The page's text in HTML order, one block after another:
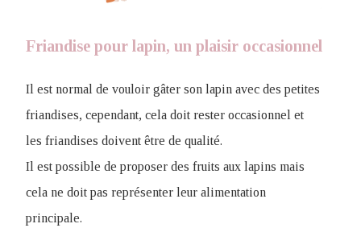
Friandise pour lapin, un plaisir occasionnel
Il est normal de vouloir gâter son lapin avec des petites
friandises, cependant, cela doit rester occasionnel et
les friandises doivent être de qualité.
Il est possible de proposer des fruits aux lapins mais
cela ne doit pas représenter leur alimentation
principale.